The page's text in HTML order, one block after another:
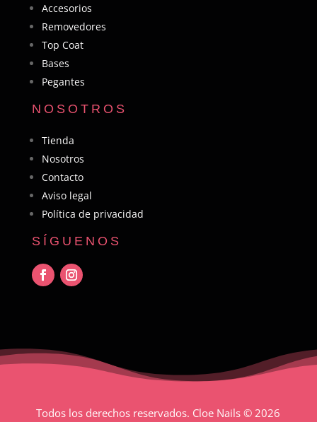
Accesorios
Removedores
Top Coat
Bases
Pegantes
NOSOTROS
Tienda
Nosotros
Contacto
Aviso legal
Política de privacidad
SÍGUENOS
Todos los derechos reservados. Cloe Nails© 2026